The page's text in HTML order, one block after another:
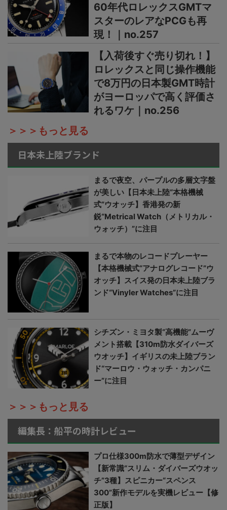
60年代ロレックスGMTマ
スターのレアなPCGも再
現！｜no.257
【入荷後すぐ売り切れ！】
ロレックスと同じ操作機能
で8万円の日本製GMT時計
がヨーロッパで高く評価さ
れるワケ｜no.256
＞＞＞もっと見る
日本未上陸ブランド
まるで夜空、パープルの多層文字盤
が美しい【日本未上陸“本格機械
式”ウオッチ】香港発の新
鋭“Metrical Watch（メトリカル・
ウォッチ）”に注目
まるで本物のレコードプレーヤー
【本格機械式“アナログレコード”ウ
オッチ】スイス発の日本未上陸ブラ
ンド“Vinyler Watches”に注目
シチズン・ミヨタ製“高機能”ムーヴ
メント搭載【310m防水ダイバーズ
ウオッチ】イギリスの未上陸ブラン
ド“マーロウ・ウォッチ・カンパニ
ー”に注目
＞＞＞もっと見る
編集長：船平の時計レビュー
プロ仕様300m防水で薄型デザイン
【新常識“スリム・ダイバーズウオッ
チ”3種】スピニカー“スペンス
300”新作モデルを実機レビュー【修
正版】